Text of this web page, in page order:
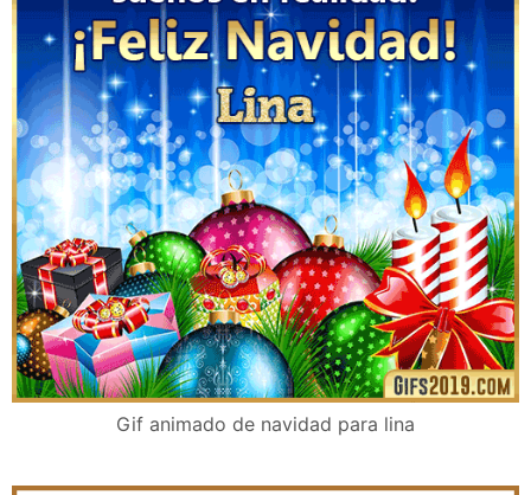
Gif animado de navidad para lina